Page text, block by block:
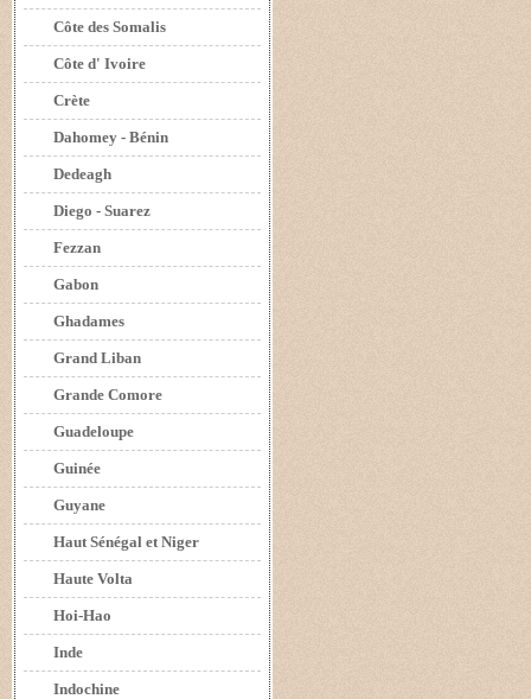
Côte des Somalis
Côte d' Ivoire
Crète
Dahomey - Bénin
Dedeagh
Diego - Suarez
Fezzan
Gabon
Ghadames
Grand Liban
Grande Comore
Guadeloupe
Guinée
Guyane
Haut Sénégal et Niger
Haute Volta
Hoi-Hao
Inde
Indochine